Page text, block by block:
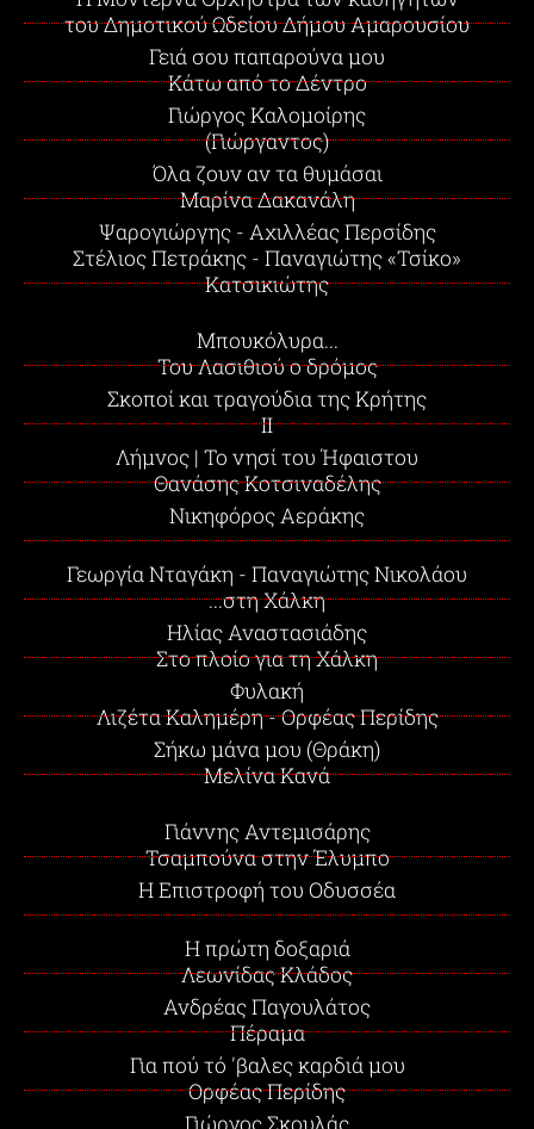
του Δημοτικού Ωδείου Δήμου Αμαρουσίου
Γειά σου παπαρούνα μου
Κάτω από το Δέντρο
Γιώργος Καλομοίρης
(Γιώργαντος)
Όλα ζουν αν τα θυμάσαι
Μαρίνα Δακανάλη
Ψαρογιώργης - Αχιλλέας Περσίδης
Στέλιος Πετράκης - Παναγιώτης «Τσίκο»
Κατσικιώτης
Μπουκόλυρα...
Του Λασιθιού ο δρόμος
Σκοποί και τραγούδια της Κρήτης
II
Λήμνος | Το νησί του Ήφαιστου
Θανάσης Κοτσιναδέλης
Νικηφόρος Αεράκης
Γεωργία Νταγάκη - Παναγιώτης Νικολάου
...στη Χάλκη
Ηλίας Αναστασιάδης
Στο πλοίο για τη Χάλκη
Φυλακή
Λιζέτα Καλημέρη - Ορφέας Περίδης
Σήκω μάνα μου (Θράκη)
Μελίνα Κανά
Γιάννης Αντεμισάρης
Τσαμπούνα στην Έλυμπο
Η Επιστροφή του Οδυσσέα
Η πρώτη δοξαριά
Λεωνίδας Κλάδος
Ανδρέας Παγουλάτος
Πέραμα
Για πού τό 'βαλες καρδιά μου
Ορφέας Περίδης
Γιώργος Σκουλάς